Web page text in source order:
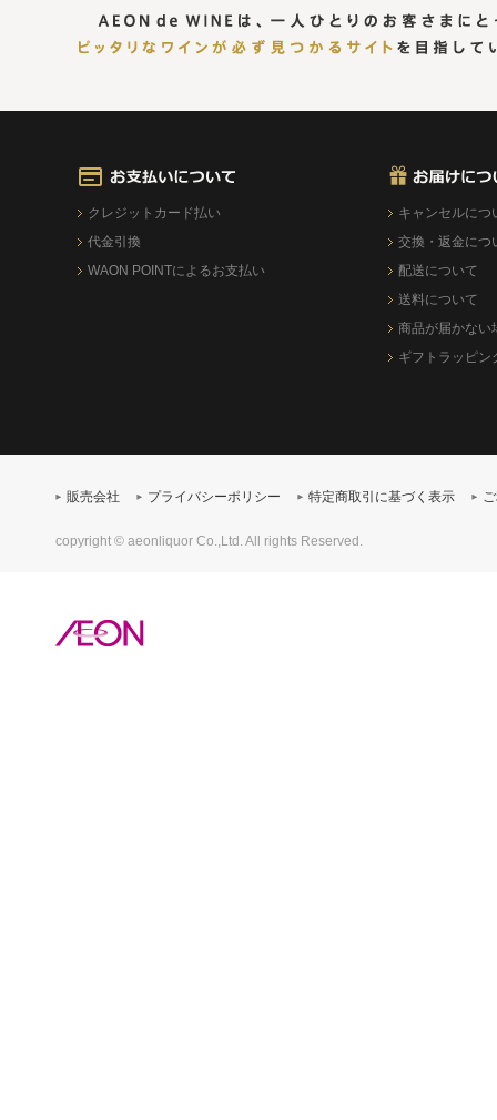
クレジットカード払い
代金引換
WAON POINTによるお支払い
キャンセルにつ
交換・返金につ
配送について
送料について
商品が届かない
ギフトラッピン
販売会社 プライバシーポリシー 特定商取引に基づく表示
copyright © aeonliquor Co.,Ltd. All rights Reserved.